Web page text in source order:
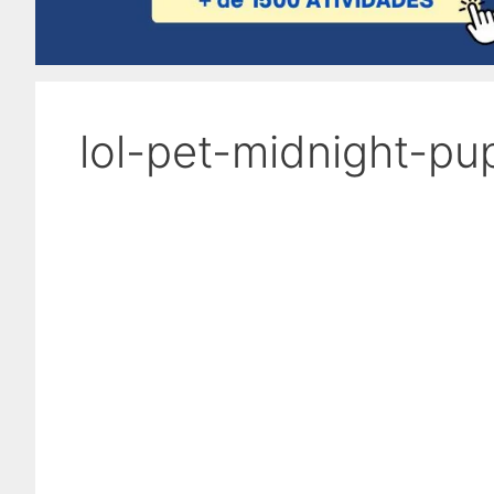
lol-pet-midnight-